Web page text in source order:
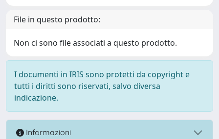
File in questo prodotto:
Non ci sono file associati a questo prodotto.
I documenti in IRIS sono protetti da copyright e
tutti i diritti sono riservati, salvo diversa
indicazione.
Informazioni